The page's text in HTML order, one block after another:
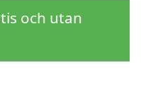
och utan